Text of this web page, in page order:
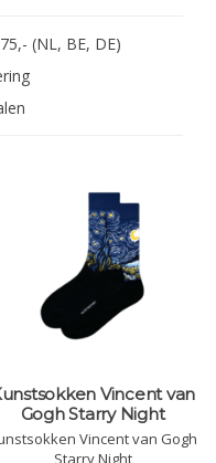
(NL, BE, DE)
Vincent van
Gogh Starry Night
Vincent van Gogh
Starry Night